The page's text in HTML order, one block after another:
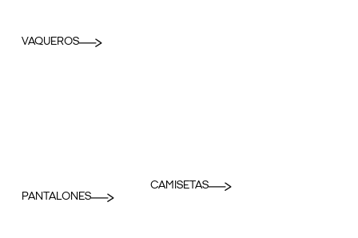
VAQUEROS
PANTALONES
CAMISETAS